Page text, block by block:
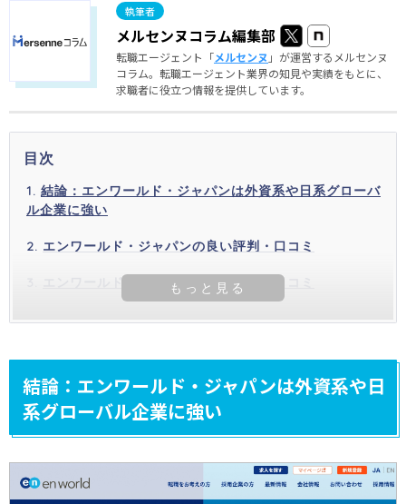
メルセンヌコラム編集部
転職エージェント「メルセンヌ 」が運営するメルセンヌ
コラム。転職エージェント業界の知見や実績をもとに、
求職者に役立つ情報を提供しています。
目次
結論：エンワールド・ジャパンは外資系や日系グローバ
ル企業に強い
エンワールド・ジャパンの良い評判・口コミ
エンワールド・ジャパンの悪い評判・口コミ
結論：エンワールド・ジャパンは外資系や日
系グローバル企業に強い